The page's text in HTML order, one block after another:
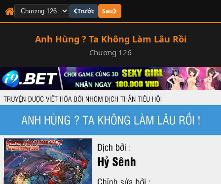
Trước Sau
Anh Hùng ? Ta Không Làm Lâu Rồi
Chương 126